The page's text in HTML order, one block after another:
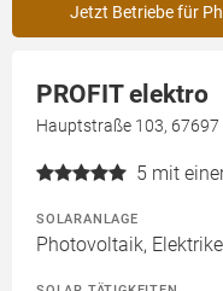
Jetzt Betriebe für
PROFIT elektro
Hauptstraße 103,
5 mit
SOLARANLAGE
Photovoltaik,